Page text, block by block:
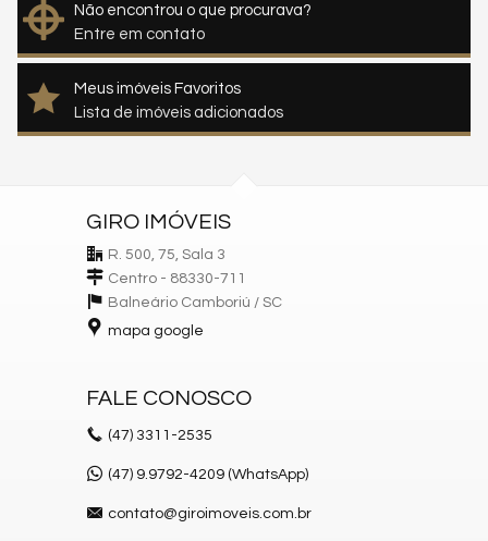
Não encontrou o que procurava?
Entre em contato
Meus imóveis Favoritos
Lista de imóveis adicionados
GIRO IMÓVEIS
R. 500, 75, Sala 3
Centro - 88330-711
Balneário Camboriú / SC
mapa google
FALE CONOSCO
(47) 3311-2535
(47) 9.9792-4209 (WhatsApp)
contato@giroimoveis.com.br